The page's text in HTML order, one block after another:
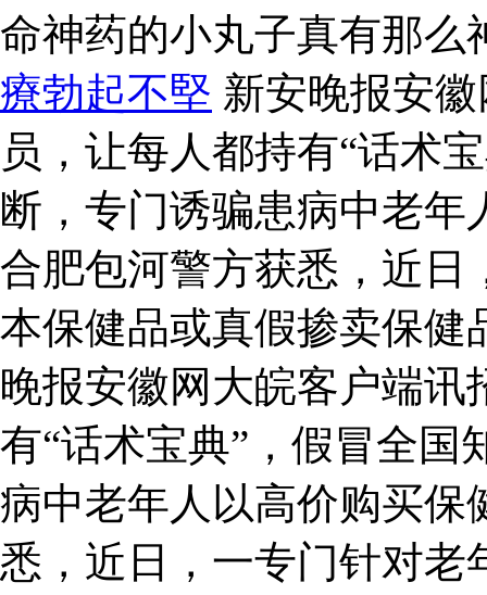
命神药的小丸子真有那
療勃起不堅 新安晚报安
员，让每人都持有“话术
断，专门诱骗患病中老
合肥包河警方获悉，近日
本保健品或真假掺卖保健
晚报安徽网大皖客户端
有“话术宝典”，假冒全国
病中老年人以高价购买
悉，近日，一专门针对老